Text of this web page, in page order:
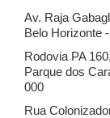
Av. Raja
Belo Horizonte
Rodovia PA
Parque dos
000
Rua